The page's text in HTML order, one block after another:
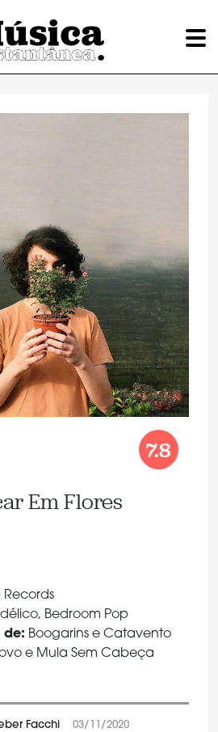
7.8
Em Flores
Records
Bedroom Pop
de: Boogarins e Catavento
e Mula Sem Cabeça
Facchi 03/11/2020